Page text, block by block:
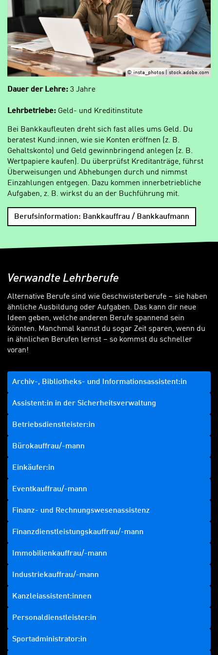
© insta_photos | stock.adobe.com
Dauer der Lehre: 3 Jahre
Lehrbetriebe: Geld- und Kreditinstitute
Bei Bankkaufleuten dreht sich fast alles ums Geld. Du
beratest Kund:innen, wie sie Konten eröffnen (z. B.
Gehaltskonto) und Geld gewinnbringend anlegen (z. B.
Wertpapiere kaufen). Du überprüfst Kreditanträge, führst
Überweisungen und Abhebungen durch und nimmst
Einzahlungen entgegen. Dazu kommen innerbetriebliche
Aufgaben, z. B. wirkst du an der Buchführung mit.
Berufsinformation: Bankkauffrau / Bankkaufmann
Verwandte Lehrberufe
Alternative Berufe sind wie Geschwisterberufe – sie haben
ähnliche Ausbildung oder Aufgaben. Das kann dir neue
Ideen geben, welche anderen Berufe spannend sein
könnten. Manchmal kannst du sogar Zeit sparen, wenn du
in ähnlichen Berufen lernst – so kommst du schneller
voran!
Archiv-, Bibliotheks- und Informationsassistent:in
Assistent:in in der Sicherheitsverwaltung
Betriebsdienstleister:in
Bürokauffrau/-mann
Einkäufer:in
Eventkauffrau/-mann
Finanz- und Rechnungswesenassistenz
Finanzdienstleistungskauffrau/-mann
Immobilienkauffrau/-mann
Industriekauffrau/-mann
Kanzleiassistent:innen
Personaldienstleister:in
Sportadministrator:in